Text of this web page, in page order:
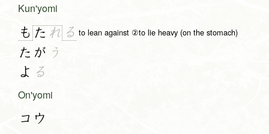
Kun'yomi
も た れ る to lean against ②to lie heavy (on the stomach)
たが う
よ る
On'yomi
コウ